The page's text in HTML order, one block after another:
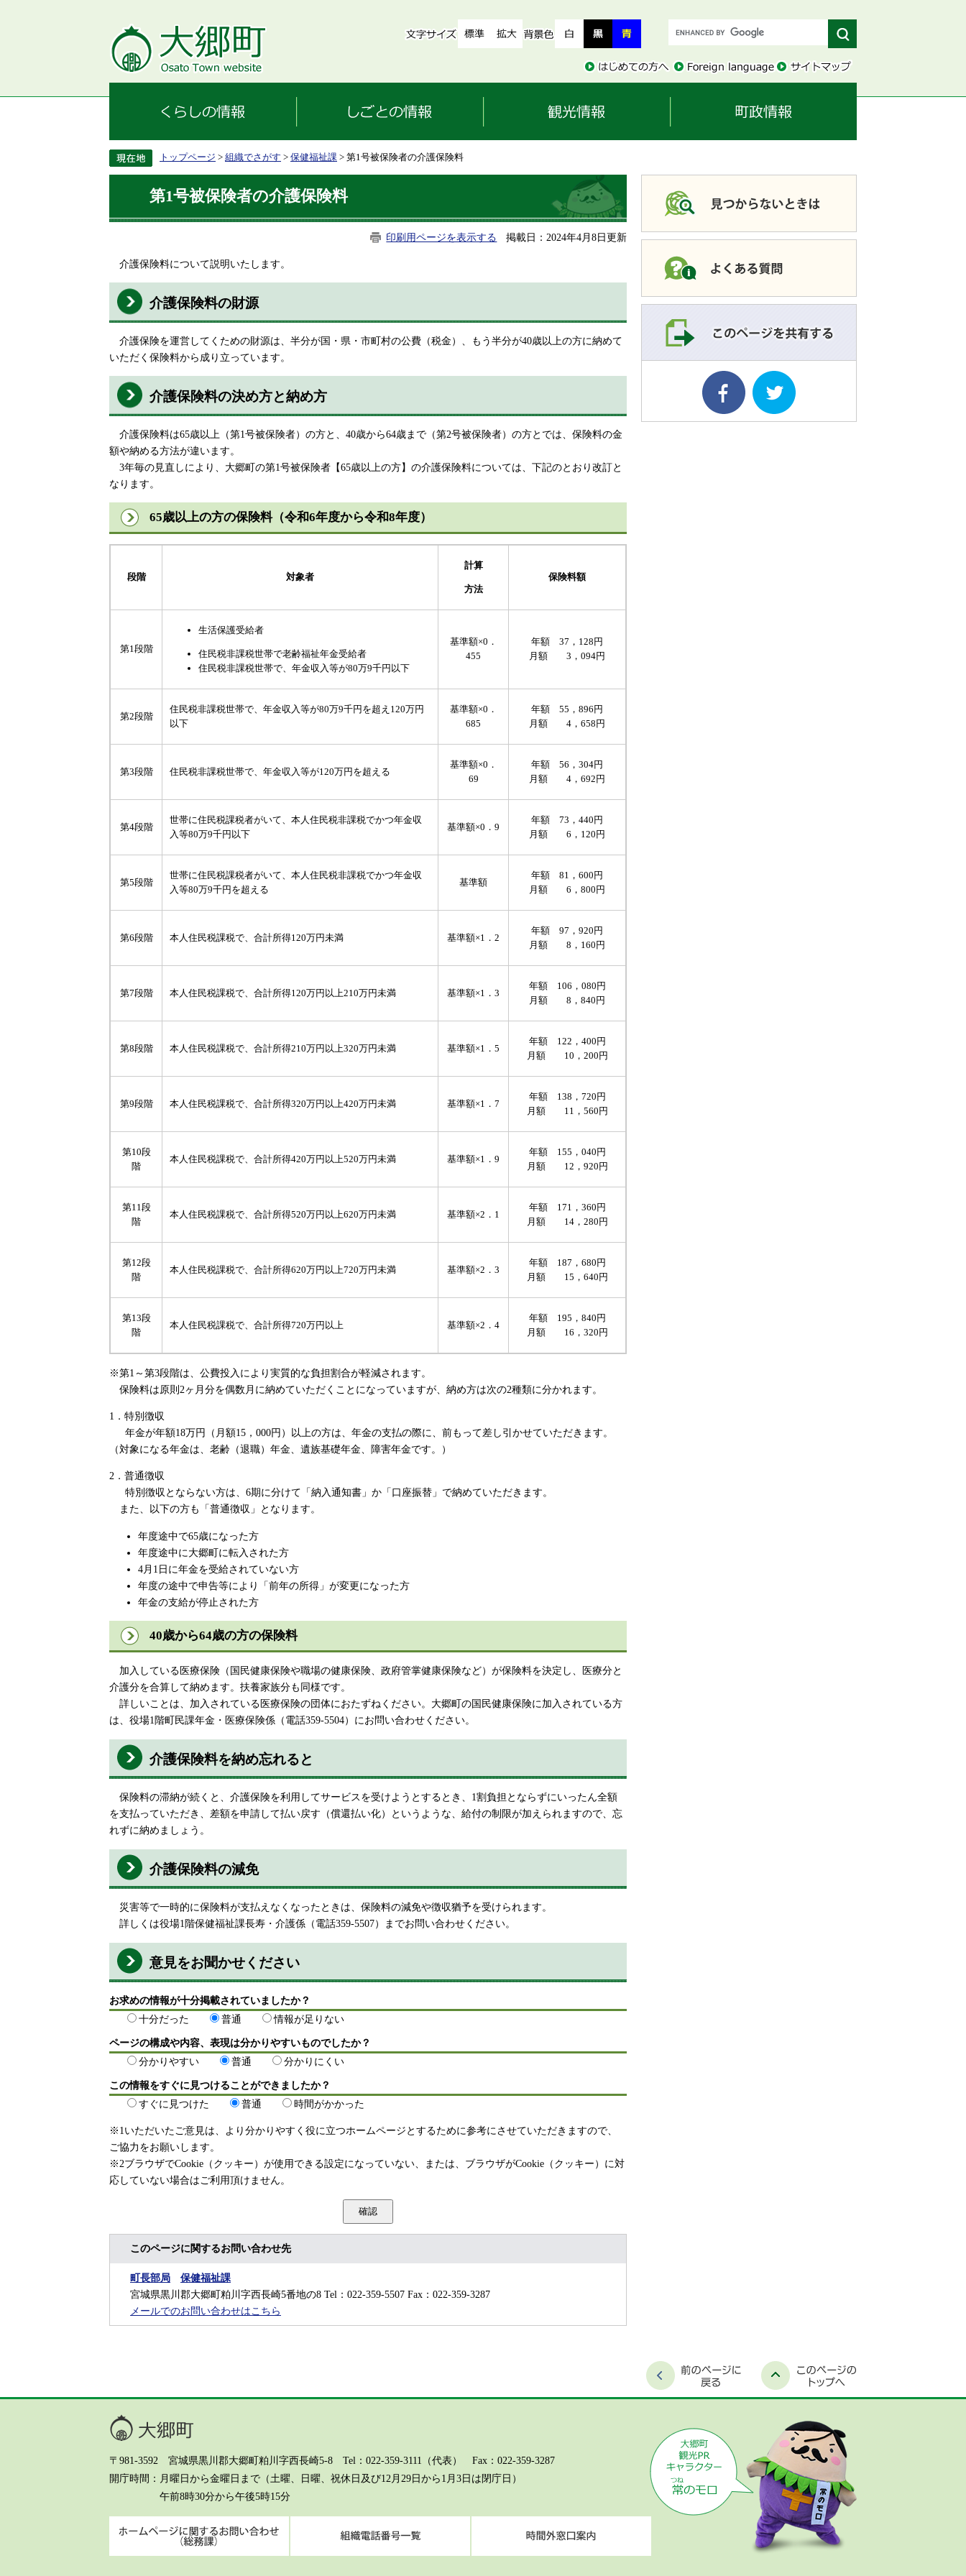
トップページ > 組織でさがす > 保健福祉課 > 第1号被保険者の介護保険料
第1号被保険者の介護保険料
印刷用ページを表示する 掲載日：2024年4月8日更新
介護保険料について説明いたします。
介護保険料の財源
介護保険を運営してくための財源は、半分が国・県・市町村の公費（税金）、もう半分が40歳以上の方に納めて
いただく保険料から成り立っています。
介護保険料の決め方と納め方
介護保険料は65歳以上（第1号被保険者）の方と、40歳から64歳まで（第2号被保険者）の方とでは、保険料の金
額や納める方法が違います。
3年毎の見直しにより、大郷町の第1号被保険者【65歳以上の方】の介護保険料については、下記のとおり改訂と
なります。
65歳以上の方の保険料（令和6年度から令和8年度）
段階 対象者
計算
方法
保険料額
第1段階
生活保護受給者
住民税非課税世帯で老齢福祉年金受給者
住民税非課税世帯で、年金収入等が80万9千円以下
基準額×0．
455
年額 37，128円
月額 3，094円
第2段階
住民税非課税世帯で、年金収入等が80万9千円を超え120万円
以下
基準額×0．
685
年額 55，896円
月額 4，658円
第3段階 住民税非課税世帯で、年金収入等が120万円を超える
基準額×0．
69
年額 56，304円
月額 4，692円
第4段階
世帯に住民税課税者がいて、本人住民税非課税でかつ年金収
入等80万9千円以下
基準額×0．9
年額 73，440円
月額 6，120円
第5段階
世帯に住民税課税者がいて、本人住民税非課税でかつ年金収
入等80万9千円を超える
基準額
年額 81，600円
月額 6，800円
第6段階 本人住民税課税で、合計所得120万円未満 基準額×1．2
年額 97，920円
月額 8，160円
第7段階 本人住民税課税で、合計所得120万円以上210万円未満 基準額×1．3
年額 106，080円
月額 8，840円
第8段階 本人住民税課税で、合計所得210万円以上320万円未満 基準額×1．5
年額 122，400円
月額 10，200円
第9段階 本人住民税課税で、合計所得320万円以上420万円未満 基準額×1．7
年額 138，720円
月額 11，560円
第10段
階
本人住民税課税で、合計所得420万円以上520万円未満 基準額×1．9
年額 155，040円
月額 12，920円
第11段
階
本人住民税課税で、合計所得520万円以上620万円未満 基準額×2．1
年額 171，360円
月額 14，280円
第12段
階
本人住民税課税で、合計所得620万円以上720万円未満 基準額×2．3
年額 187，680円
月額 15，640円
第13段
階
本人住民税課税で、合計所得720万円以上 基準額×2．4
年額 195，840円
月額 16，320円
※第1～第3段階は、公費投入により実質的な負担割合が軽減されます。
保険料は原則2ヶ月分を偶数月に納めていただくことになっていますが、納め方は次の2種類に分かれます。
1．特別徴収
年金が年額18万円（月額15，000円）以上の方は、年金の支払の際に、前もって差し引かせていただきます。
（対象になる年金は、老齢（退職）年金、遺族基礎年金、障害年金です。）
2．普通徴収
特別徴収とならない方は、6期に分けて「納入通知書」か「口座振替」で納めていただきます。
また、以下の方も「普通徴収」となります。
年度途中で65歳になった方
年度途中に大郷町に転入された方
4月1日に年金を受給されていない方
年度の途中で申告等により「前年の所得」が変更になった方
年金の支給が停止された方
40歳から64歳の方の保険料
加入している医療保険（国民健康保険や職場の健康保険、政府管掌健康保険など）が保険料を決定し、医療分と
介護分を合算して納めます。扶養家族分も同様です。
詳しいことは、加入されている医療保険の団体におたずねください。大郷町の国民健康保険に加入されている方
は、役場1階町民課年金・医療保険係（電話359-5504）にお問い合わせください。
介護保険料を納め忘れると
保険料の滞納が続くと、介護保険を利用してサービスを受けようとするとき、1割負担とならずにいったん全額
を支払っていただき、差額を申請して払い戻す（償還払い化）というような、給付の制限が加えられますので、忘
れずに納めましょう。
介護保険料の減免
災害等で一時的に保険料が支払えなくなったときは、保険料の減免や徴収猶予を受けられます。
詳しくは役場1階保健福祉課長寿・介護係（電話359-5507）までお問い合わせください。
意見をお聞かせください
お求めの情報が十分掲載されていましたか？
十分だった
普通 情報が足りない
ページの構成や内容、表現は分かりやすいものでしたか？
分かりやすい
普通 分かりにくい
この情報をすぐに見つけることができましたか？
すぐに見つけた
普通 時間がかかった
※1いただいたご意見は、より分かりやすく役に立つホームページとするために参考にさせていただきますので、
ご協力をお願いします。
※2ブラウザでCookie（クッキー）が使用できる設定になっていない、または、ブラウザがCookie（クッキー）に対
応していない場合はご利用頂けません。
このページに関するお問い合わせ先
町長部局
保健福祉課
宮城県黒川郡大郷町粕川字西長崎5番地の8 Tel：022-359-5507 Fax：022-359-3287
メールでのお問い合わせはこちら
〒981-3592 宮城県黒川郡大郷町粕川字西長崎5-8 Tel：022-359-3111（代表） Fax：022-359-3287
開庁時間
月曜日から金曜日まで（土曜、日曜、祝休日及び12月29日から1月3日は閉庁日）
午前8時30分から午後5時15分